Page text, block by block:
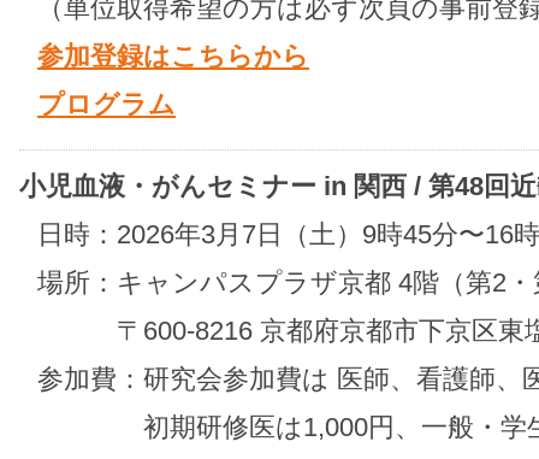
（単位取得希望の方は必ず次頁の事前登
参加登録はこちらから
プログラム
小児血液・がんセミナー in 関西 / 第48回
日時：2026年3月7日（土）9時45分〜16
場所：キャンパスプラザ京都 4階（第2
〒600-8216 京都府京都市下京区東
参加費：研究会参加費は 医師、看護師、
初期研修医は1,000円、一般・学